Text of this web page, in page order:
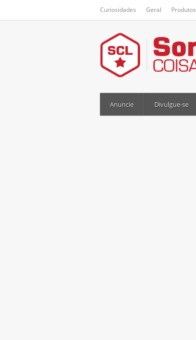
Curiosidades Geral Produtos
Anuncie Divulgue-se